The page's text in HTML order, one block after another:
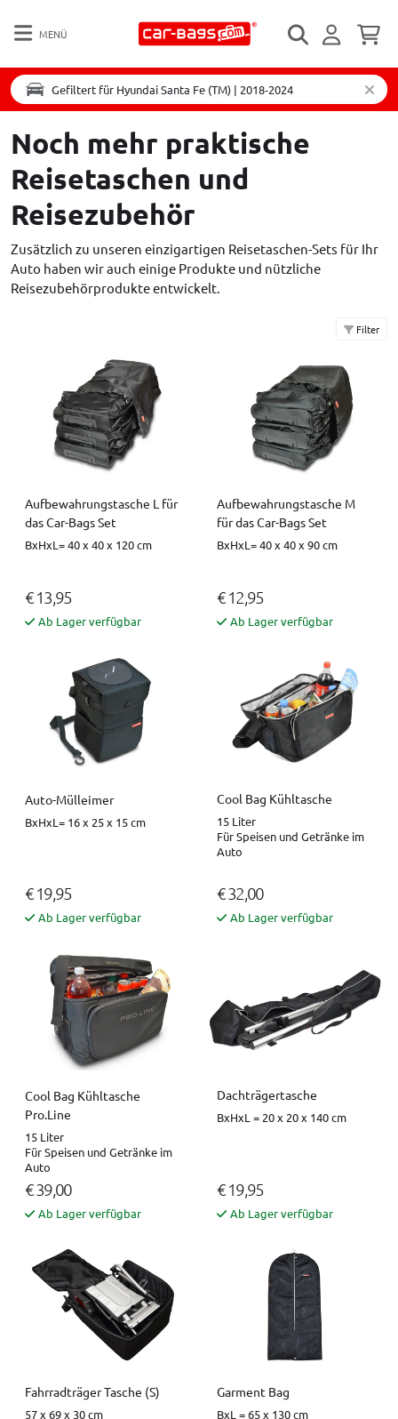
MENÜ
Gefiltert für Hyundai Santa Fe (TM) | 2018-2024
Noch mehr praktische
Reisetaschen und
Reisezubehör
Zusätzlich zu unseren einzigartigen Reisetaschen-Sets für Ihr
Auto haben wir auch einige Produkte und nützliche
Reisezubehörprodukte entwickelt.
Filter
Aufbewahrungstasche L für
das Car-Bags Set
BxHxL= 40 x 40 x 120 cm
€ 13,95
Ab Lager verfügbar
Aufbewahrungstasche M
für das Car-Bags Set
BxHxL= 40 x 40 x 90 cm
€ 12,95
Ab Lager verfügbar
Auto-Mülleimer
BxHxL= 16 x 25 x 15 cm
€ 19,95
Ab Lager verfügbar
Cool Bag Kühltasche
15 Liter
Für Speisen und Getränke im
Auto
€ 32,00
Ab Lager verfügbar
Cool Bag Kühltasche
Pro.Line
15 Liter
Für Speisen und Getränke im
Auto
€ 39,00
Ab Lager verfügbar
Dachträgertasche
BxHxL = 20 x 20 x 140 cm
€ 19,95
Ab Lager verfügbar
Fahrradträger Tasche (S)
57 x 69 x 30 cm
Garment Bag
BxL = 65 x 130 cm